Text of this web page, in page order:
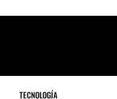
TECNOLOGÍA